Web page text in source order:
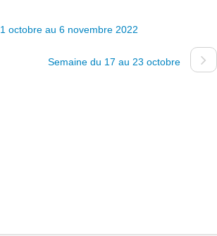
octobre au 6 novembre 2022
Semaine du 17 au 23 octobre